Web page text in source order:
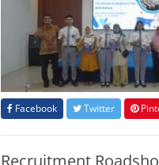
Facebook Twitter
Recruitment